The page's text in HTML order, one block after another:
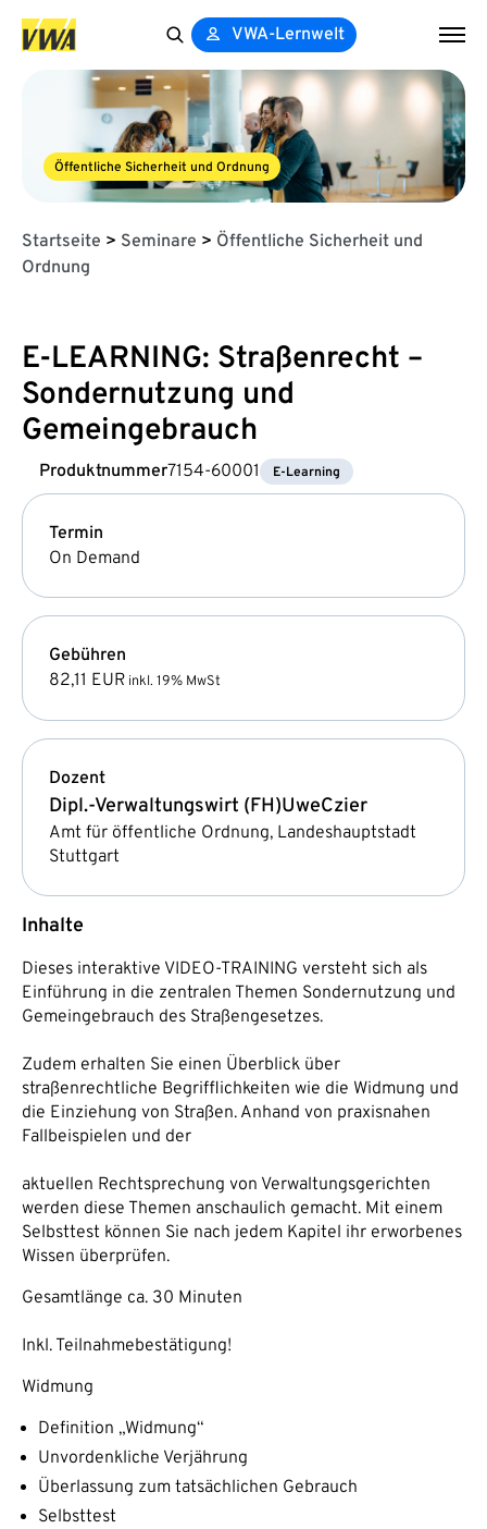
for:
VWA-Lernwelt
Öffentliche Sicherheit und Ordnung
Startseite > Seminare > Öffentliche Sicherheit und
Ordnung
E-LEARNING: Straßenrecht –
Sondernutzung und
Gemeingebrauch
Produktnummer7154-60001 E-Learning
Termin
On Demand
Gebühren
82,11 EUR inkl. 19% MwSt
Dozent
Dipl.-Verwaltungswirt (FH)UweCzier
Amt für öffentliche Ordnung, Landeshauptstadt
Stuttgart
Inhalte
Dieses interaktive VIDEO-TRAINING versteht sich als
Einführung in die zentralen Themen Sondernutzung und
Gemeingebrauch des Straßengesetzes.
Zudem erhalten Sie einen Überblick über
straßenrechtliche Begrifflichkeiten wie die Widmung und
die Einziehung von Straßen. Anhand von praxisnahen
Fallbeispielen und der
aktuellen Rechtsprechung von Verwaltungsgerichten
werden diese Themen anschaulich gemacht. Mit einem
Selbsttest können Sie nach jedem Kapitel ihr erworbenes
Wissen überprüfen.
Gesamtlänge ca. 30 Minuten
Inkl. Teilnahmebestätigung!
Widmung
Definition „Widmung“
Unvordenkliche Verjährung
Überlassung zum tatsächlichen Gebrauch
Selbsttest